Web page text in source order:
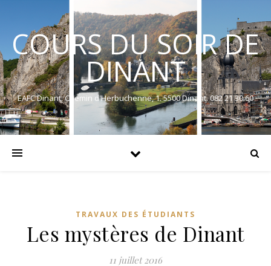
COURS DU SOIR DE
DINANT
EAFC Dinant. Chemin d'Herbuchenne, 1. 5500 Dinant. 082 21 30 60
TRAVAUX DES ÉTUDIANTS
Les mystères de Dinant
11 juillet 2016